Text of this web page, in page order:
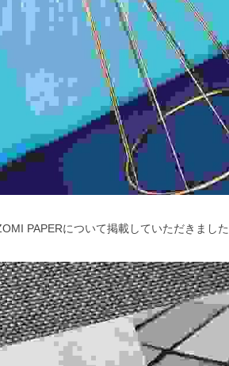
PAPERについて掲載していただきまし